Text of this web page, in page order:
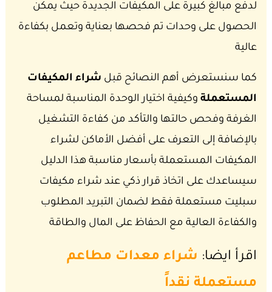
لدفع مبالغ كبيرة على المكيفات الجديدة حيث يمكن
الحصول على وحدات تم فحصها بعناية وتعمل بكفاءة
عالية
كما سنستعرض أهم النصائح قبل شراء المكيفات
المستعملةوكيفية اختيار الوحدة المناسبة لمساحة
الغرفة وفحص حالتها والتأكد من كفاءة التشغيل
بالإضافة إلى التعرف على أفضل الأماكن لشراء
المكيفات المستعملة بأسعار مناسبة هذا الدليل
سيساعدك على اتخاذ قرار ذكي عند شراء مكيفات
سبليت مستعملة فقط لضمان التبريد المطلوب
والكفاءة العالية مع الحفاظ على المال والطاقة
اقرأ ايضا: شراء معدات مطاعم
مستعملة نقداً